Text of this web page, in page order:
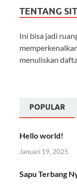
TENTANG
Ini bisa jadi
menuliskan
POPULAR
Hello world!
Januari 19, 2025
Sapu Terbang